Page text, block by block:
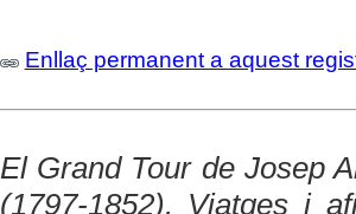
Enllaç permanent a aquest
El Grand Tour de Josep
(1797-1852). Viatges i